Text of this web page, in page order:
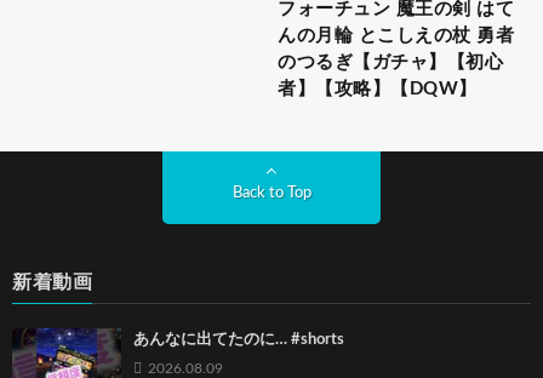
フォーチュン 魔王の剣 はて
んの月輪 とこしえの杖 勇者
のつるぎ【ガチャ】【初心
者】【攻略】【DQW】
Back to Top
新着動画
あんなに出てたのに… #shorts
2026.08.09